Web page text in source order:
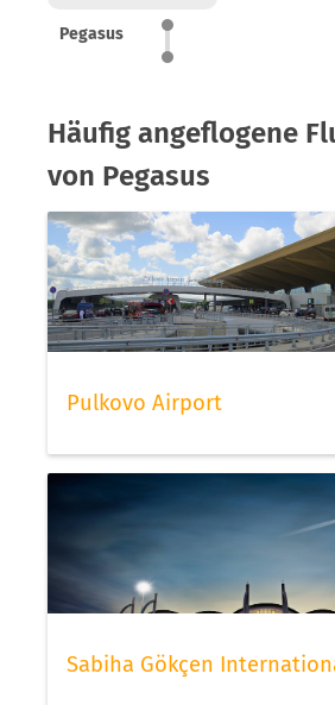
Pegasus
Häufig angeflogene
von Pegasus
Pulkovo Airport
Sabiha Gökçen